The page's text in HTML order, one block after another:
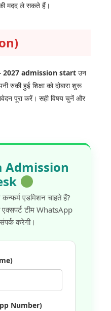
मदद ले सकते हैं।
2027 admission start उन
रुकी हुई शिक्षा को दोबारा शुरू
पूरा करें। सही विषय चुनें और
Admission
एडमिशन चाहते हैं?
एक्सपर्ट टीम WhatsApp
करेगी।
Number)